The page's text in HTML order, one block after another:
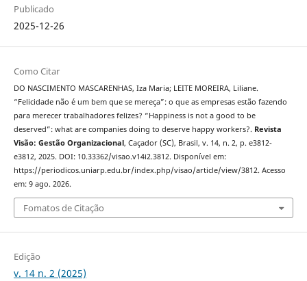
Publicado
2025-12-26
Como Citar
DO NASCIMENTO MASCARENHAS, Iza Maria; LEITE MOREIRA, Liliane.
“Felicidade não é um bem que se mereça”: o que as empresas estão fazendo
para merecer trabalhadores felizes? “Happiness is not a good to be
deserved”: what are companies doing to deserve happy workers?. Revista
Visão: Gestão Organizacional, Caçador (SC), Brasil, v. 14, n. 2, p. e3812-
e3812, 2025. DOI: 10.33362/visao.v14i2.3812. Disponível em:
https://periodicos.uniarp.edu.br/index.php/visao/article/view/3812. Acesso
em: 9 ago. 2026.
Fomatos de Citação
Edição
v. 14 n. 2 (2025)